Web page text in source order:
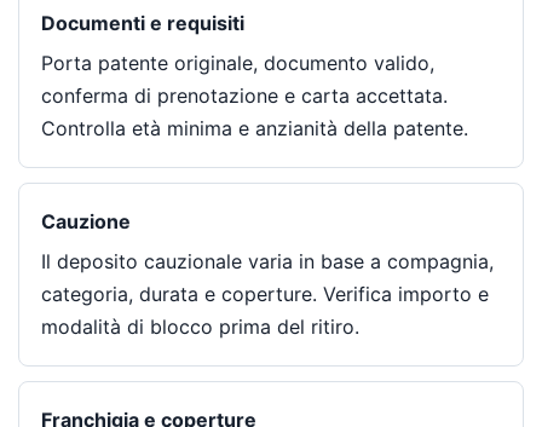
Documenti e requisiti
Porta patente originale, documento valido,
conferma di prenotazione e carta accettata.
Controlla età minima e anzianità della patente.
Cauzione
Il deposito cauzionale varia in base a compagnia,
categoria, durata e coperture. Verifica importo e
modalità di blocco prima del ritiro.
Franchigia e coperture